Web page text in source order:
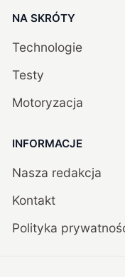
NA SKRÓTY
Technologie
Testy
Motoryzacja
INFORMACJE
Nasza redakcja
Kontakt
Polityka